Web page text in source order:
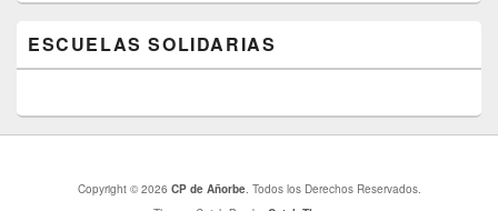
ESCUELAS SOLIDARIAS
Copyright © 2026 CP de Añorbe. Todos los Derechos Reservados.